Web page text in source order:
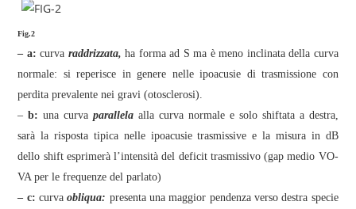
Fig.2
– a: curva raddrizzata, ha forma ad S ma è meno inclinata della curva
normale: si reperisce in genere nelle ipoacusie di trasmissione con
perdita prevalente nei gravi (otosclerosi).
–b:una curvaparallela alla curva normale e solo shiftata a destra,
sarà la risposta tipica nelle ipoacusie trasmissive e la misura in dB
dello shift esprimerà l’intensità del deficit trasmissivo (gap medio VO-
VA per le frequenze del parlato)
– c:curvaobliqua: presenta una maggior pendenza verso destra specie